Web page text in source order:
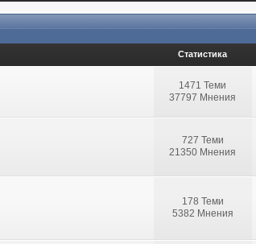
Статистика
1471 Теми
37797 Мнения
727 Теми
21350 Мнения
178 Теми
5382 Мнения